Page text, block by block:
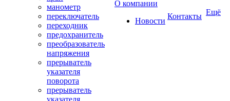
манометр
переключатель
переходник
предохранитель
преобразователь
напряжения
прерыватель
указателя
поворота
прерыватель
указателя
О компании
Новости
Контакты Ещё